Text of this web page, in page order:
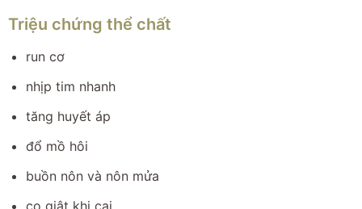
Triệu chứng thể chất
run cơ
nhịp tim nhanh
tăng huyết áp
đổ mồ hôi
buồn nôn và nôn mửa
co giật khi cai